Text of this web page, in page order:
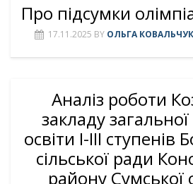
Про підсумки
17.11.2025 BY ОЛЬГА КОВАЛЬЧУК
Аналіз роботи
закладу
освіти І-ІІІ ступенів
сільської ради
району Сумської